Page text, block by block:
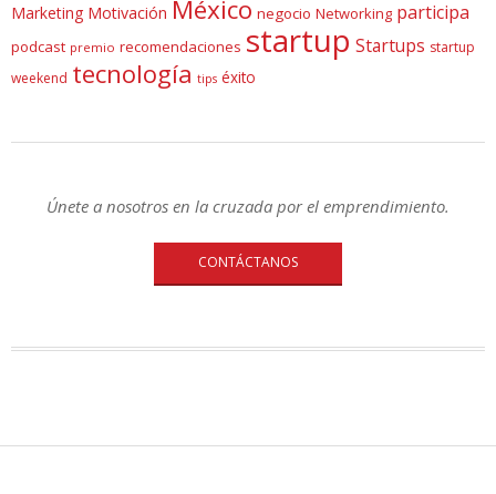
Marketing Motivación México negocio Networking participa
podcast premio recomendaciones startup Startups startup
weekend tecnología tips éxito
Únete a nosotros en la cruzada por el emprendimiento.
CONTÁCTANOS